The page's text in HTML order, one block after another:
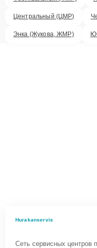
Центральный (ЦМР)
Энка (Жукова, ЖМР)
Hurakanservis
Сеть сервисных центров